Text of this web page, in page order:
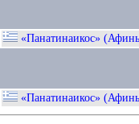
«Панатинаикос»
«Панатинаикос»